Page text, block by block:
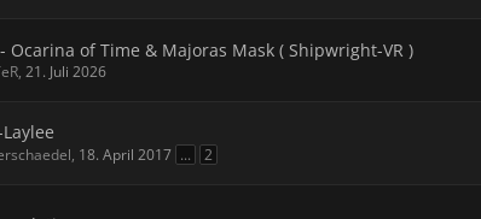
Ocarina of Time & Majoras Mask ( Shipwright-VR )
, 21. Juli 2026
, 18. April 2017 ... 2